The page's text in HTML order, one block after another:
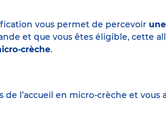
vous permet de percevoir
et que vous êtes éligible, cette
crèche.
l’accueil en micro-crèche et vous